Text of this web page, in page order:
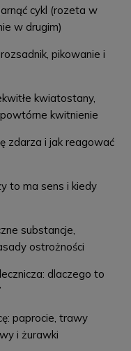
cykl (rozeta w
w drugim)
pikowanie i
kwiatostany,
kwitnienie
zdarza i jak reagować
to ma sens i kiedy
substancje,
ostrożności
dlaczego to
paprocie, trawy
i żurawki